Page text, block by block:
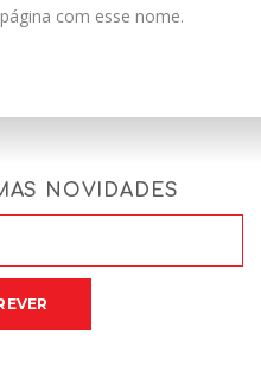
com esse nome.
NOVIDADES